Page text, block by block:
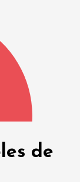
de